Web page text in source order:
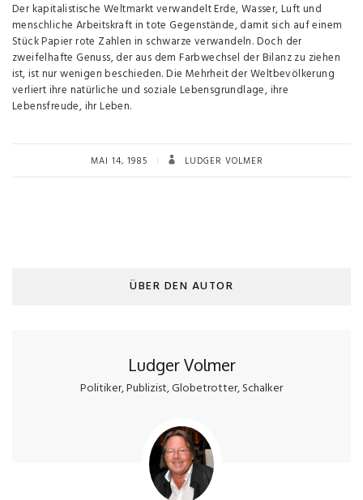
Der kapitalistische Weltmarkt verwandelt Erde, Wasser, Luft und
menschliche Arbeitskraft in tote Gegenstände, damit sich auf einem
Stück Papier rote Zahlen in schwarze verwandeln. Doch der
zweifelhafte Genuss, der aus dem Farbwechsel der Bilanz zu ziehen
ist, ist nur wenigen beschieden. Die Mehrheit der Weltbevölkerung
verliert ihre natürliche und soziale Lebensgrundlage, ihre
Lebensfreude, ihr Leben.
MAI 14, 1985 LUDGER VOLMER
ÜBER DEN AUTOR
Ludger Volmer
Politiker, Publizist, Globetrotter, Schalker